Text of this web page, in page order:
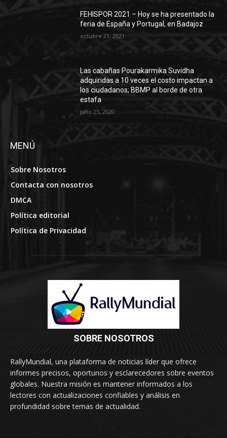
FEHISPOR 2021 – Hoy se ha presentado la
feria de España y Portugal, en Badajoz
octubre 21, 2021
Las cabañas Pourakarmika Suvidha
adquiridas a 10 veces el costo impactan a
los ciudadanos; BBMP al borde de otra
estafa
julio 25, 2020
MENÚ
Sobre Nosotros
Contacta con nosotros
DMCA
Política editorial
Política de Privacidad
SOBRE NOSOTROS
RallyMundial, una plataforma de noticias líder que ofrece
informes precisos, oportunos y esclarecedores sobre eventos
globales. Nuestra misión es mantener informados a los
lectores con actualizaciones confiables y análisis en
profundidad sobre temas de actualidad.